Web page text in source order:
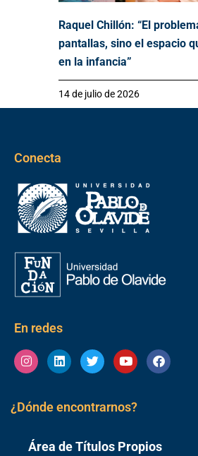
Raquel Chillón: “El
pantallas, sino el espacio
en la infancia”
14 de julio de 2026
Conecta
En redes
InstagramLinkedinTwitterYoutube
¿Dónde encontrarnos?
Área de Títulos Propios